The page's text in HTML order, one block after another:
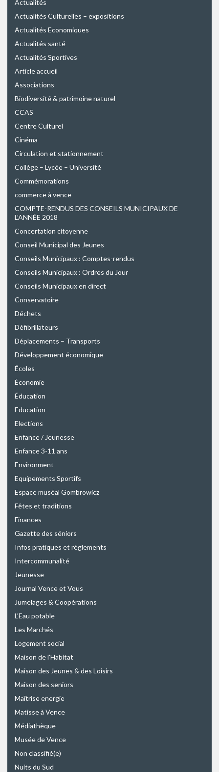
Actualités
Actualités Culturelles – expositions
Actualités Economiques
Actualités santé
Actualités Sportives
Article accueil
Associations
Biodiversité & patrimoine naturel
CCAS
Centre Culturel
Cinéma
Circulation et stationnement
Collège – Lycée – Université
Commémorations
commerce à vence
COMPTE-RENDUS DES CONSEILS MUNICIPAUX DE
L’ANNÉE 2018
Concertation citoyenne
Conseil Municipal des Jeunes
Conseils Municipaux : Comptes-rendus
Conseils Municipaux : Ordres du Jour
Conseils Municipaux en direct
Conservatoire
Déchets
Défibrillateurs
Déplacements – Transports
Développement économique
Écoles
Économie
Éducation
Education
Elections
Enfance / Jeunesse
Enfance 3-11 ans
Environment
Equipements Sportifs
Espace muséal Gombrowicz
Fêtes et traditions
Finances
Gazette des séniors
Infos pratiques et règlements
Intercommunalité
Jeunesse
Journal Vence et Vous
Jumelages & Coopérations
L'Eau potable
Les Marchés
Logement social
Maison de l'Habitat
Maison des Jeunes & des Loisirs
Maison des seniors
Maîtrise energie
Matisse à Vence
Médiathèque
Musée de Vence
Non classifié(e)
Nuits du Sud